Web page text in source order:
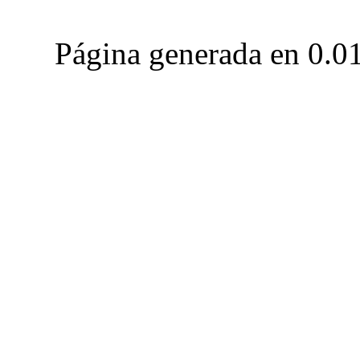
Página generada en